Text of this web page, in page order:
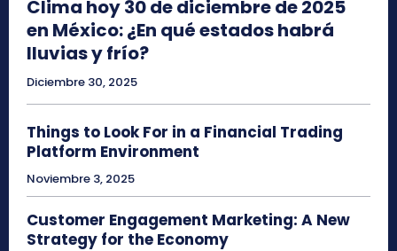
Clima hoy 30 de diciembre de 2025
en México: ¿En qué estados habrá
lluvias y frío?
Diciembre 30, 2025
Things to Look For in a Financial Trading
Platform Environment
Noviembre 3, 2025
Customer Engagement Marketing: A New
Strategy for the Economy